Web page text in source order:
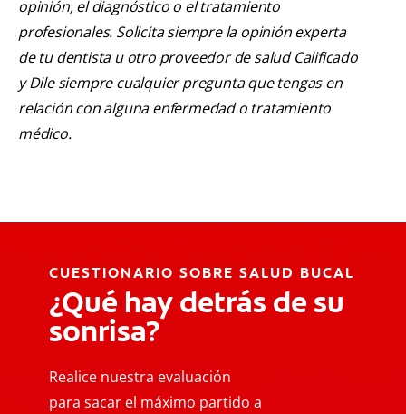
opinión, el diagnóstico o el tratamiento
profesionales. Solicita siempre la opinión experta
de tu dentista u otro proveedor de salud Calificado
y Dile siempre cualquier pregunta que tengas en
relación con alguna enfermedad o tratamiento
médico.
CUESTIONARIO SOBRE SALUD BUCAL
¿Qué hay detrás de su
sonrisa?
Realice nuestra evaluación
para sacar el máximo partido a